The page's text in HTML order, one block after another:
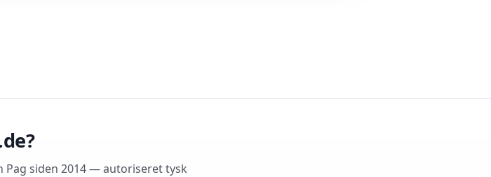
Pag siden 2014 — autoriseret tysk